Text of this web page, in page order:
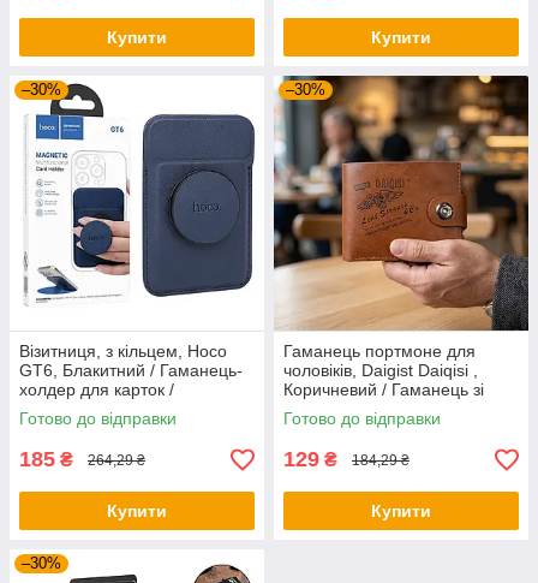
Купити Купити
–30%
Візитниця, з кільцем, Hoco
GT6, Блакитний / Гаманець-
холдер для карток /
Магнітний шкіряний тримач
для карток
Готово до відправки
185 ₴ 264,29 ₴
Купити
–30%
Гаманець портмоне для
чоловіків, Daigist Daiqisi ,
Коричневий / Гаманець зі
шкіри / Шкіряний чоловічий
гаманець
Готово до відправки
129 ₴ 184,29 ₴
Купити
–30%